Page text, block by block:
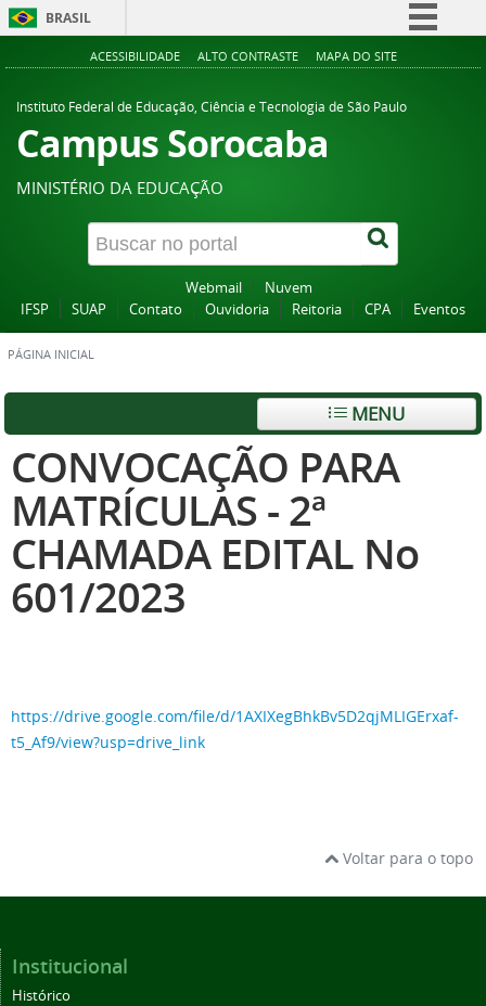
BRASIL
Simplifique!
Acesso à informação
Canais
ACESSIBILIDADE ALTO CONTRASTE MAPA DO SITE
Instituto Federal de Educação, Ciência e Tecnologia de São Paulo
Campus Sorocaba
MINISTÉRIO DA EDUCAÇÃO
Webmail
Nuvem
IFSP
SUAP Contato Ouvidoria Reitoria CPA Eventos
PÁGINA INICIAL
MENU
CONVOCAÇÃO PARA
MATRÍCULAS - 2ª
CHAMADA EDITAL No
601/2023
https://drive.google.com/file/d/1AXIXegBhkBv5D2qjMLIGErxaf-
t5_Af9/view?usp=drive_link
Voltar para o topo
Institucional
Histórico